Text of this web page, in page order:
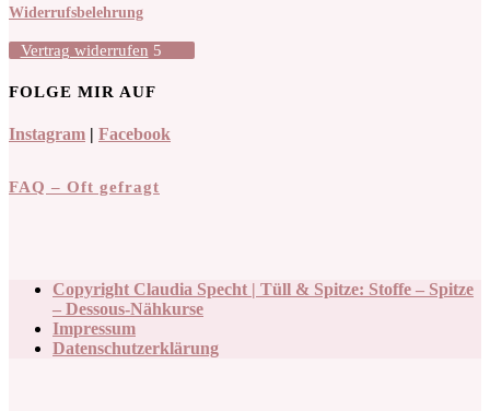
Widerrufsbelehrung
Vertrag widerrufen
FOLGE MIR AUF
Instagram | Facebook
FAQ – Oft gefragt
Copyright Claudia Specht | Tüll & Spitze: Stoffe – Spitze
– Dessous-Nähkurse
Impressum
Datenschutzerklärung